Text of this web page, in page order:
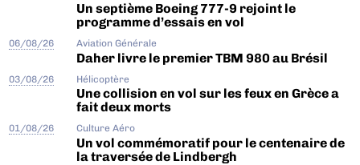
Un septième Boeing 777-9 rejoint le
programme d’essais en vol
06/08/26 Aviation Générale
Daher livre le premier TBM 980 au Brésil
03/08/26 Hélicoptère
Une collision en vol sur les feux en Grèce a
fait deux morts
01/08/26 Culture Aéro
Un vol commémoratif pour le centenaire de
la traversée de Lindbergh